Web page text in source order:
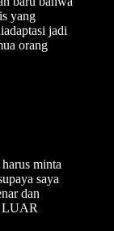
yang
jadi
orang
minta
saya
dan
LUAR